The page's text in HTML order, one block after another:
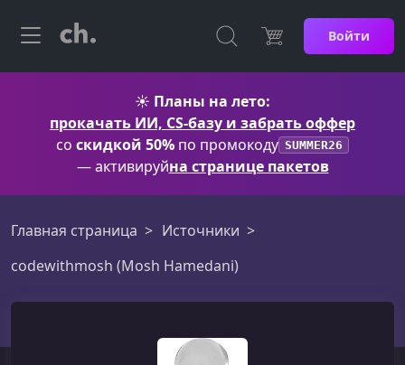
Войти
☀️ Планы на лето:
прокачать ИИ, CS-базу и забрать оффер
со скидкой 50% по промокоду SUMMER26
— активируйна странице пакетов
Главная страница
Источники
codewithmosh (Mosh Hamedani)